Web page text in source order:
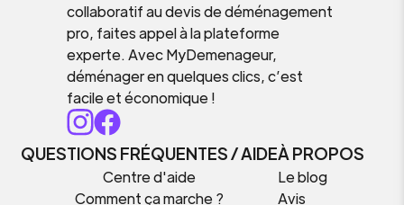
collaboratif au devis de déménagement
pro, faites appel à la plateforme
experte. Avec MyDemenageur,
déménager en quelques clics, c’est
facile et économique !
QUESTIONS FRÉQUENTES / AIDE
Centre d'aide
Comment ça marche ?
À PROPOS
Le blog
Avis